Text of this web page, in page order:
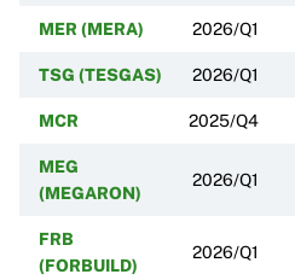
MER (MERA) 2026/Q1
TSG (TESGAS) 2026/Q1
MCR 2025/Q4
MEG
(MEGARON)
2026/Q1
FRB
(FORBUILD)
2026/Q1